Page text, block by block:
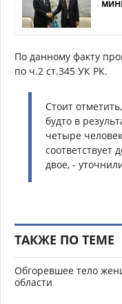
По данному факту
по ч.2 ст.345 УК РК.
Стоит
будто в
четыре
соответствует
двое, -
ТАКЖЕ ПО ТЕМЕ
Обгоревшее тело
области